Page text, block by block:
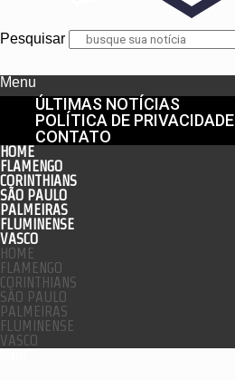
Pesquisar
Menu
ÚLTIMAS NOTÍCIAS
POLÍTICA DE PRIVACIDADE
CONTATO
HOME
FLAMENGO
CORINTHIANS
SÃO PAULO
PALMEIRAS
FLUMINENSE
VASCO
HOME
FLAMENGO
CORINTHIANS
SÃO PAULO
PALMEIRAS
FLUMINENSE
VASCO